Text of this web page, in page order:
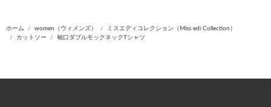
ホーム women（ウィメンズ）
ミスエディコレクション（Miss edi Collection）
カットソー
袖口ダブルモックネックTシャツ